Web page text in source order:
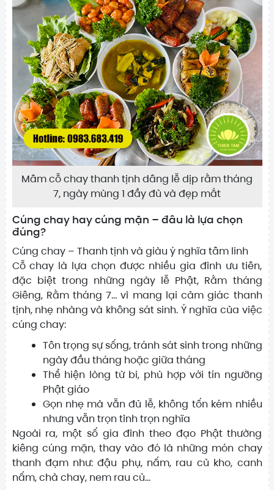
Mâm cỗ chay thanh tịnh dâng lễ dịp rằm tháng
7, ngày mùng 1 đầy đủ và đẹp mắt
Cúng chay hay cúng mặn – đâu là lựa chọn
đúng?
Cúng chay – Thanh tịnh và giàu ý nghĩa tâm linh
Cỗ chay là lựa chọn được nhiều gia đình ưu tiên,
đặc biệt trong những ngày lễ Phật, Rằm tháng
Giêng, Rằm tháng 7... vì mang lại cảm giác thanh
tịnh, nhẹ nhàng và không sát sinh. Ý nghĩa của việc
cúng chay:
Tôn trọng sự sống, tránh sát sinh trong những
ngày đầu tháng hoặc giữa tháng
Thể hiện lòng từ bi, phù hợp với tín ngưỡng
Phật giáo
Gọn nhẹ mà vẫn đủ lễ, không tốn kém nhiều
nhưng vẫn trọn tình trọn nghĩa
Ngoài ra, một số gia đình theo đạo Phật thường
kiêng cúng mặn, thay vào đó là những món chay
thanh đạm như: đậu phụ, nấm, rau củ kho, canh
nấm, chả chay, nem rau củ...